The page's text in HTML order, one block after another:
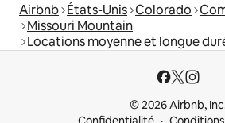
Airbnb États-Unis Colorado
Missouri Mountain
Locations moyenne et longue
© 2026 Airbnb,